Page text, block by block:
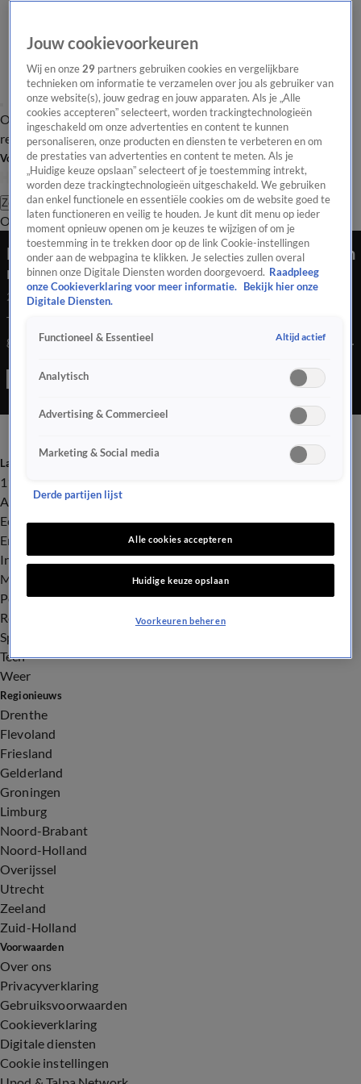
Overzicht Laatste nieuws Regionieuws Het beste van Hart
Tip de
redactie
Volg Hart van Nederland
Zoeken
OverzichtRegioUitzendingenWeerTip de redactiePanelVideo's
Mannen in ondergoed blussen brand bij buurman
met tuinslang
24 juli 2020, 17:56
Twee mannen hebben zaterdagnacht in hun ondergoed
geholpen bij het blussen van een brand bij een woning aan de
Laatste nieuws
112
Advies & Tips
Economie
Entertainment
Infrastructuur
Milieu en Gezondheid
Politiek
Royalty
Sport
Tech
Weer
Regionieuws
Drenthe
Flevoland
Friesland
Gelderland
Groningen
Limburg
Noord-Brabant
Noord-Holland
Overijssel
Utrecht
Zeeland
Zuid-Holland
Voorwaarden
Over ons
Privacyverklaring
Gebruiksvoorwaarden
Cookieverklaring
Digitale diensten
Cookie instellingen
Jouw cookievoorkeuren
Wij en onze29 partners gebruiken cookies en vergelijkbare
technieken om informatie te verzamelen over jou als gebruiker van
onze website(s), jouw gedrag en jouw apparaten. Als je „Alle
cookies accepteren” selecteert, worden trackingtechnologieën
ingeschakeld om onze advertenties en content te kunnen
personaliseren, onze producten en diensten te verbeteren en om
de prestaties van advertenties en content te meten. Als je
„Huidige keuze opslaan” selecteert of je toestemming intrekt,
worden deze trackingtechnologieën uitgeschakeld. We gebruiken
dan enkel functionele en essentiële cookies om de website goed te
laten functioneren en veilig te houden. Je kunt dit menu op ieder
moment opnieuw openen om je keuzes te wijzigen of om je
toestemming in te trekken door op de link Cookie-instellingen
onder aan de webpagina te klikken. Je selecties zullen overal
binnen onze Digitale Diensten worden doorgevoerd. Raadpleeg
onze Cookieverklaring voor meer informatie.
Bekijk hier onze
Digitale Diensten.
Functioneel & Essentieel Altijd actief
Analytisch
Advertising & Commercieel
Marketing & Social media
Derde partijen lijst
Alle cookies accepteren
Huidige keuze opslaan
Voorkeuren beheren